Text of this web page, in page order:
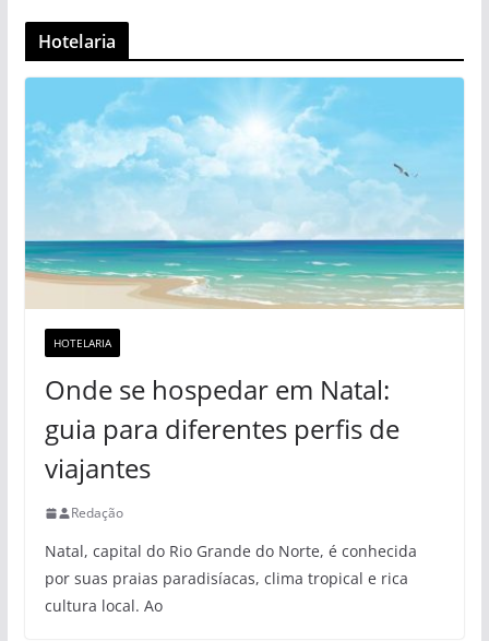
Hotelaria
HOTELARIA
Onde se hospedar em Natal:
guia para diferentes perfis de
viajantes
Redação
Natal, capital do Rio Grande do Norte, é conhecida
por suas praias paradisíacas, clima tropical e rica
cultura local. Ao